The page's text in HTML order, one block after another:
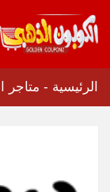
الرئيسية - متاجر